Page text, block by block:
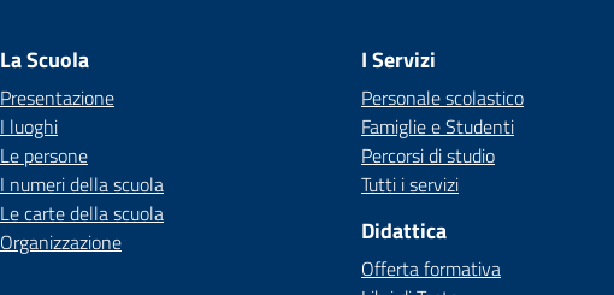
La Scuola
Presentazione
I luoghi
Le persone
I numeri della scuola
Le carte della scuola
Organizzazione
I Servizi
Personale scolastico
Famiglie e Studenti
Percorsi di studio
Tutti i servizi
Didattica
Offerta formativa